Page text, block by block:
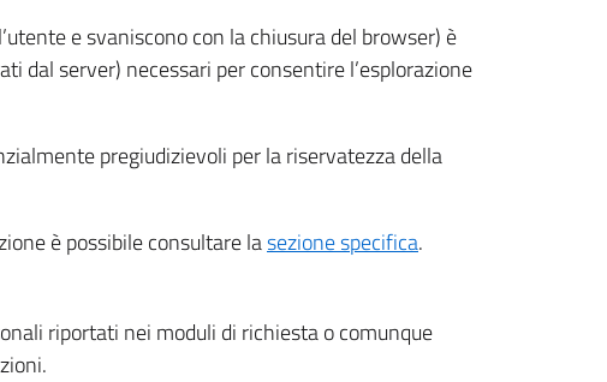
e svaniscono con la chiusura del browser) è
server) necessari per consentire l’esplorazione
pregiudizievoli per la riservatezza della
è possibile consultare lasezione specifica.
riportati nei moduli di richiesta o comunque